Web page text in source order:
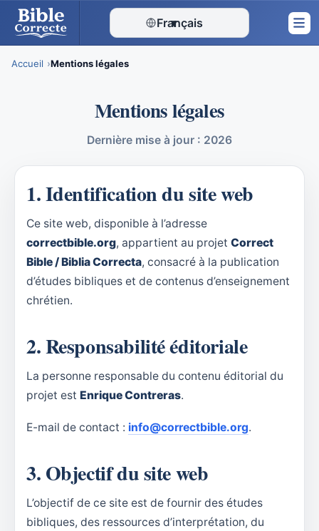
Français
▾
Accueil Mentions légales
Mentions légales
Dernière mise à jour : 2026
1. Identification du site web
Ce site web, disponible à l’adresse
correctbible.org, appartient au projet Correct
Bible / Biblia Correcta, consacré à la publication
d’études bibliques et de contenus d’enseignement
chrétien.
2. Responsabilité éditoriale
La personne responsable du contenu éditorial du
projet est Enrique Contreras.
E-mail de contact : info@correctbible.org.
3. Objectif du site web
L’objectif de ce site est de fournir des études
bibliques, des ressources d’interprétation, du